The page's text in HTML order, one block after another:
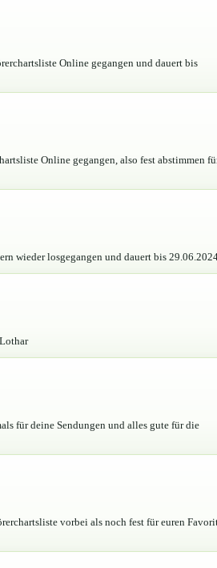
Online gegangen und dauert bis
Online gegangen, also fest abstimmen
wieder losgegangen und dauert bis
für deine Sendungen und alles gute für die
vorbei als noch fest für euren